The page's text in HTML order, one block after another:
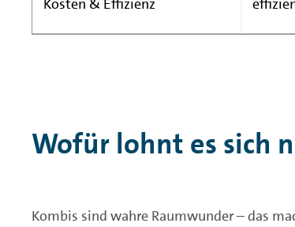
Kosten & Effizienz
Wofür lohnt es sich
Kombis sind wahre Raumwunder – das